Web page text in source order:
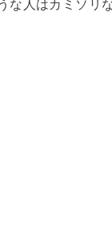
な人はカミソリ